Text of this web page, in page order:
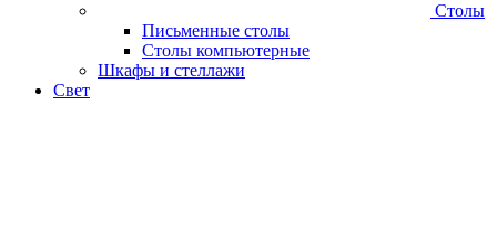
Столы
Письменные столы
Столы компьютерные
Шкафы и стеллажи
Свет